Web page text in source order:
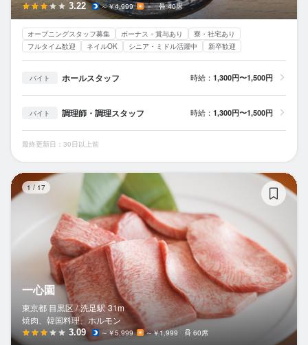
3.22 ～￥4,999 － 40席
オープニングスタッフ募集 ボーナス・賞与あり
寮・社宅あり
フルタイム歓迎
ネイルOK シニア・ミドル活躍中 新卒歓迎
バイト ホールスタッフ 時給： 1,300円〜1,500円
バイト 調理師・調理スタッフ 時給： 1,300円〜1,500円
最終更新日：30日以上前
1/ 17
一心園
東京都 目黒区 / 洗足駅 31m
焼肉、韓国料理、ホルモン
3.09 ～￥5,999 ～￥1,999 60席